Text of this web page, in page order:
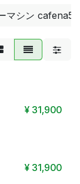
マシン cafena5
¥ 31,900
¥ 31,900